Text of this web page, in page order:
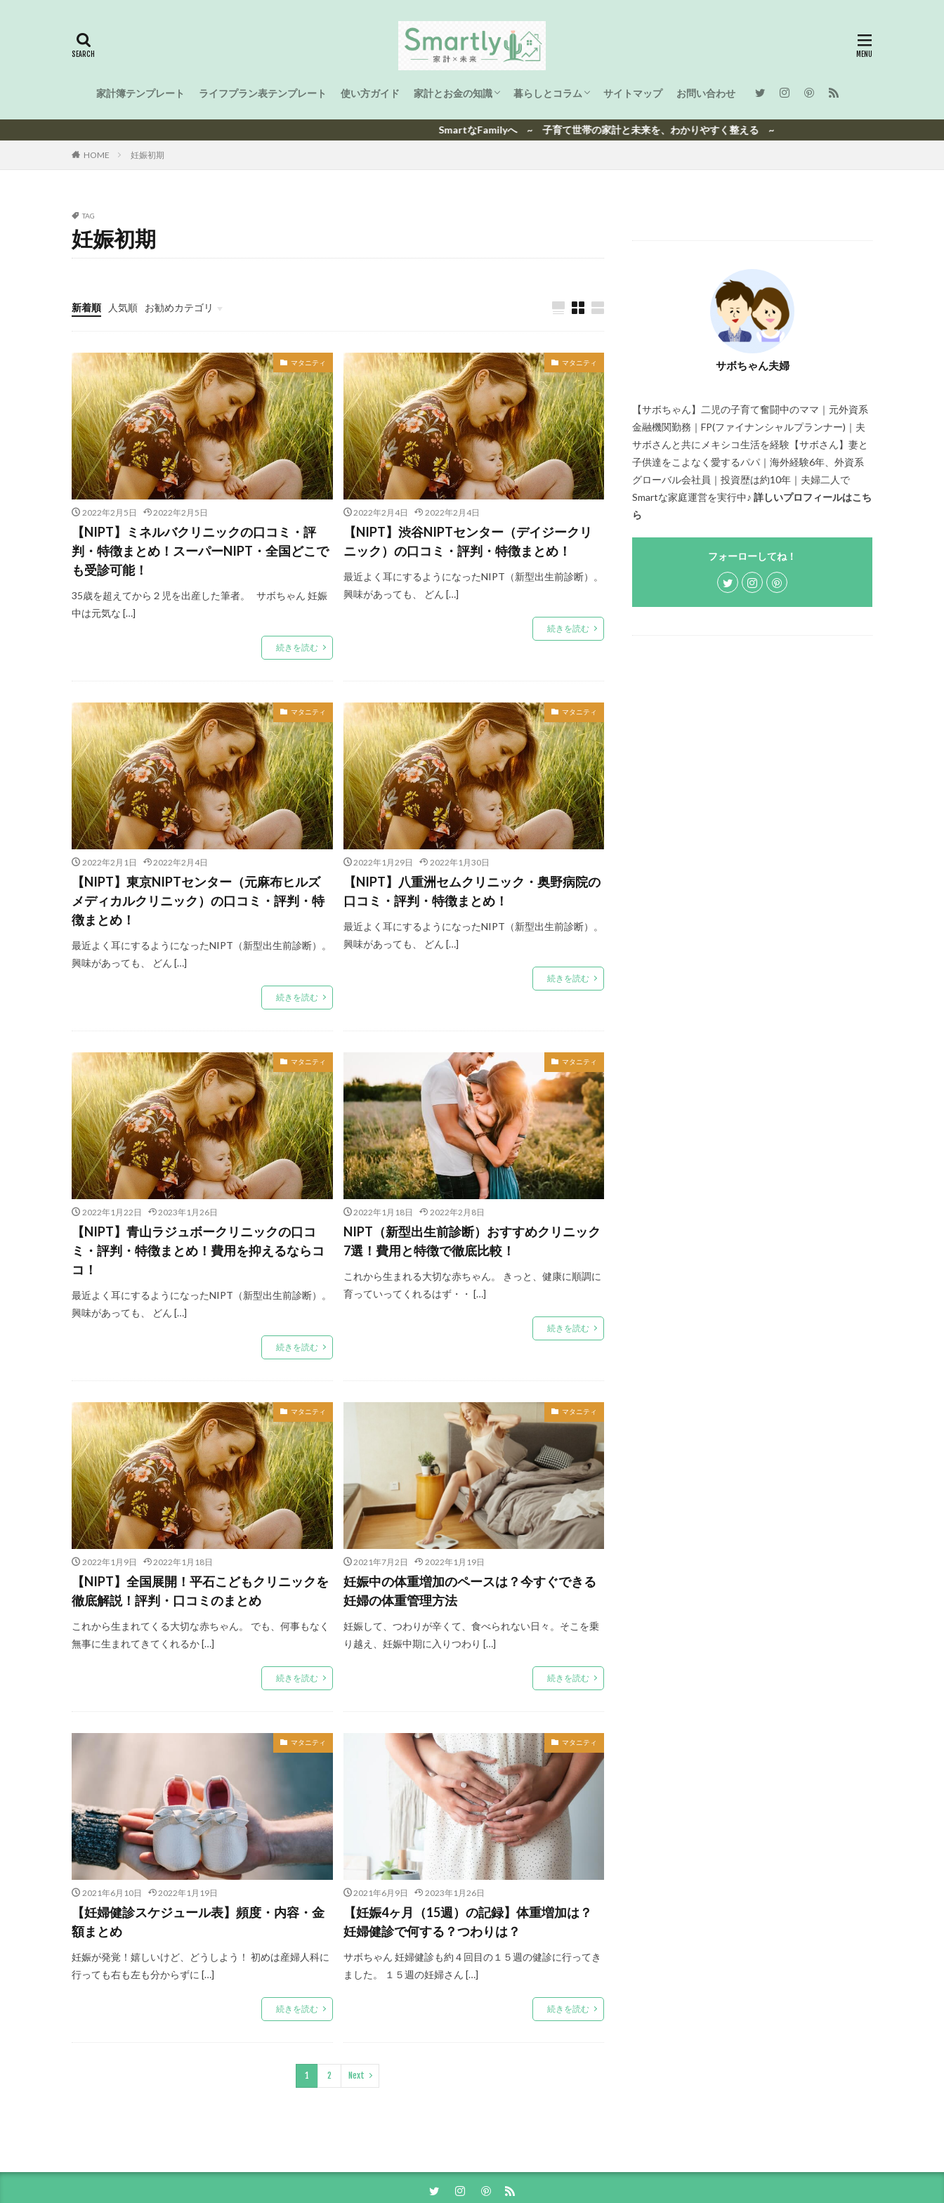
家計簿テンプレート ライフプラン表テンプレート 使い方ガイド 家計とお金の知識
家計管理
ライフプラン
資産形成
暮らしとコラム
子育て
海外生活と旅
洋楽ヒット曲ランキング
日本ヒット曲ランキング
サイトマップ お問い合わせ
SmartなFamilyへ ~ 子育て世帯の家計と未来を、わかりやすく整える ~
HOME 妊娠初期
TAG
妊娠初期
新着順 人気順
お勧めカテゴリ
-
マタニティ
2022年2月5日 2022年2月5日
【NIPT】ミネルバクリニックの口コミ・評
判・特徴まとめ！スーパーNIPT・全国どこで
も受診可能！
35歳を超えてから２児を出産した筆者。 サボちゃん 妊娠
中は元気な […]
続きを読む
マタニティ
2022年2月4日 2022年2月4日
【NIPT】渋谷NIPTセンター（デイジークリ
ニック）の口コミ・評判・特徴まとめ！
最近よく耳にするようになったNIPT（新型出生前診断）。
興味があっても、 どん […]
続きを読む
マタニティ
2022年2月1日 2022年2月4日
【NIPT】東京NIPTセンター（元麻布ヒルズ
メディカルクリニック）の口コミ・評判・特
徴まとめ！
最近よく耳にするようになったNIPT（新型出生前診断）。
興味があっても、 どん […]
続きを読む
マタニティ
2022年1月29日 2022年1月30日
【NIPT】八重洲セムクリニック・奥野病院の
口コミ・評判・特徴まとめ！
最近よく耳にするようになったNIPT（新型出生前診断）。
興味があっても、 どん […]
続きを読む
マタニティ
2022年1月22日 2023年1月26日
【NIPT】青山ラジュボークリニックの口コ
ミ・評判・特徴まとめ！費用を抑えるならコ
コ！
最近よく耳にするようになったNIPT（新型出生前診断）。
興味があっても、 どん […]
続きを読む
マタニティ
2022年1月18日 2022年2月8日
NIPT（新型出生前診断）おすすめクリニック
7選！費用と特徴で徹底比較！
これから生まれる大切な赤ちゃん。 きっと、健康に順調に
育っていってくれるはず・・ […]
続きを読む
マタニティ
2022年1月9日 2022年1月18日
【NIPT】全国展開！平石こどもクリニックを
徹底解説！評判・口コミのまとめ
これから生まれてくる大切な赤ちゃん。 でも、何事もなく
無事に生まれてきてくれるか […]
続きを読む
マタニティ
2021年7月2日 2022年1月19日
妊娠中の体重増加のペースは？今すぐできる
妊婦の体重管理方法
妊娠して、つわりが辛くて、食べられない日々。そこを乗
り越え、妊娠中期に入りつわり […]
続きを読む
マタニティ
2021年6月10日 2022年1月19日
【妊婦健診スケジュール表】頻度・内容・金
額まとめ
妊娠が発覚！嬉しいけど、どうしよう！ 初めは産婦人科に
行っても右も左も分からずに […]
続きを読む
マタニティ
2021年6月9日 2023年1月26日
【妊娠4ヶ月（15週）の記録】体重増加は？
妊婦健診で何する？つわりは？
サボちゃん 妊婦健診も約４回目の１５週の健診に行ってき
ました。 １５週の妊婦さん […]
続きを読む
1 2 Next
サボちゃん夫婦
【サボちゃん】二児の子育て奮闘中のママ｜元外資系
金融機関勤務｜FP(ファイナンシャルプランナー)｜夫
サボさんと共にメキシコ生活を経験【サボさん】妻と
子供達をこよなく愛するパパ｜海外経験6年、外資系
グローバル会社員｜投資歴は約10年｜夫婦二人で
Smartな家庭運営を実行中♪ 詳しいプロフィールはこち
ら
フォーローしてね！